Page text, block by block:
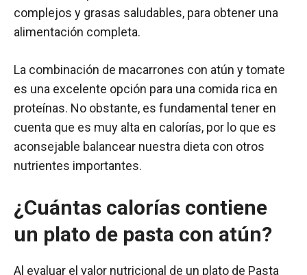
complejos y grasas saludables, para obtener una
alimentación completa.
La combinación de macarrones con atún y tomate
es una excelente opción para una comida rica en
proteínas. No obstante, es fundamental tener en
cuenta que es muy alta en calorías, por lo que es
aconsejable balancear nuestra dieta con otros
nutrientes importantes.
¿Cuántas calorías contiene
un plato de pasta con atún?
Al evaluar el valor nutricional de un plato de Pasta